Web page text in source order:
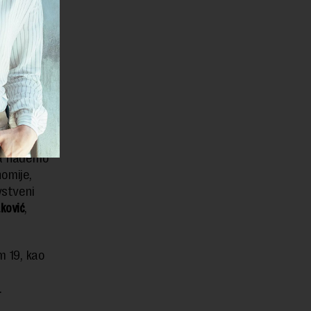
nivou
za
u
do 50
nema
da
nađemo
,
19, kao